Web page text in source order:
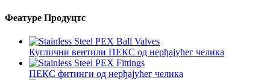
Феатуре Продуцтс
Куглични вентили ПЕКС од нерђајућег челика
ПЕКС фитинги од нерђајућег челика